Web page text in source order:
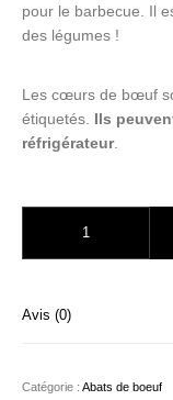
pour le barbecue. Il
des légumes !
Les cœurs de bœuf
étiquetés. Ils
réfrigérateur.
Avis (0)
Catégorie :Abats de boeuf